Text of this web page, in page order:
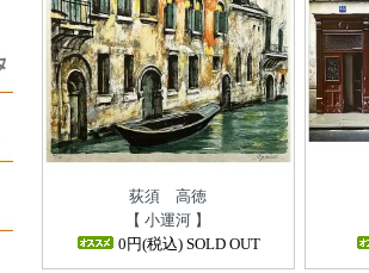
荻須 高徳
【 小運河 】
0円(税込) SOLD OUT